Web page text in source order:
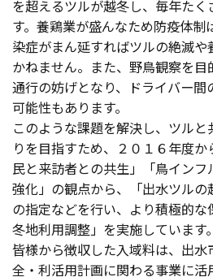
を超えるツルが越冬し、毎年たく
す。養鶏業が盛んなため防疫体
染症がまん延すればツルの絶滅
かねません。また、野鳥観察を
通行の妨げとなり、ドライバー
可能性もあります。
このような課題を解決し、ツル
りを目指すため、２０１６年度
民と来訪者との共生」「鳥イン
強化」の観点から、「出水ツル
の指定などを行い、より積極的
冬地利用調整」を実施しています。
皆様から徴収した入域料は、出
全・利活用計画に関わる事業に